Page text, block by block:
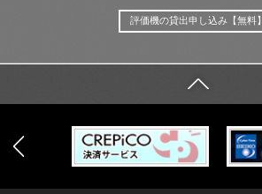
評価機の貸出申し込み【無料】